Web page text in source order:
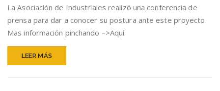
reducción
de
La Asociación de Industriales realizó una conferencia de
prensa para dar a conocer su postura ante este proyecto.
Mas información pinchando –>Aquí
LEER MÁS